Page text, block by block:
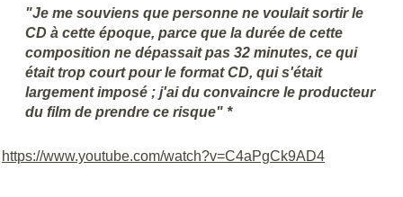
"Je me souviens que personne ne voulait sortir le
CD à cette époque, parce que la durée de cette
composition ne dépassait pas 32 minutes, ce qui
était trop court pour le format CD, qui s'était
largement imposé ; j'ai du convaincre le producteur
du film de prendre ce risque" *
https://www.youtube.com/watch?v=C4aPgCk9AD4